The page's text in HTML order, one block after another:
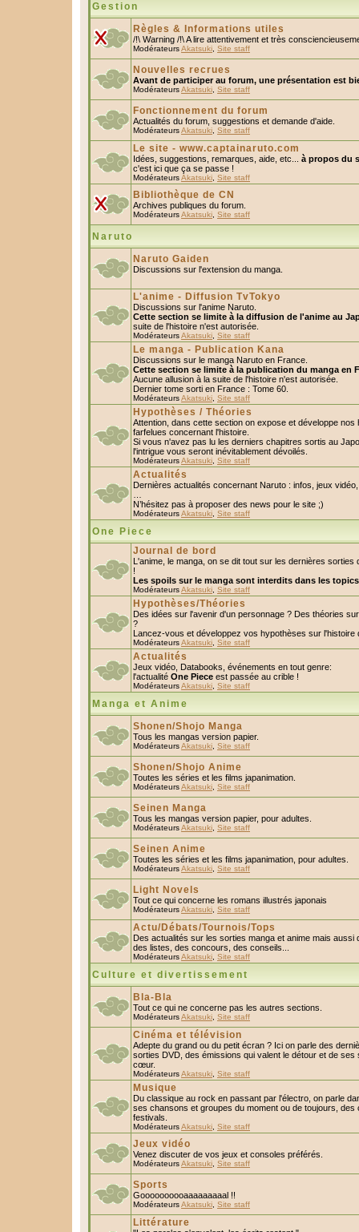
Gestion
Règles & Informations utiles
/!\ Warning /!\ A lire attentivement et très
ModérateursAkatsuki Site staff
Nouvelles recrues
Avant de participer au forum, une présentation est
ModérateursAkatsuki Site staff
Fonctionnement du forum
Actualités du forum, suggestions et demande d'aide.
ModérateursAkatsuki Site staff
Le site - www.captainaruto.com
Idées, suggestions, remarques, aide, etc... à propos du
c'est ici que ça se passe !
ModérateursAkatsuki Site staff
Bibliothèque de CN
Archives publiques du forum.
ModérateursAkatsuki Site staff
Naruto
Naruto Gaiden
Discussions sur l'extension du manga.
L'anime - Diffusion TvTokyo
Discussions sur l'anime Naruto.
Cette section se limite à la diffusion de l'anime au
suite de l'histoire n'est autorisée.
ModérateursAkatsuki Site staff
Le manga - Publication Kana
Discussions sur le manga Naruto en France.
Cette section se limite à la publication du manga en
Aucune allusion à la suite de l'histoire n'est autorisée.
Dernier tome sorti en France : Tome 60.
ModérateursAkatsuki Site staff
Hypothèses / Théories
Attention, dans cette section on expose et développe nos
farfelues concernant l'histoire.
Si vous n'avez pas lu les derniers chapitres sortis au
l'intrigue vous seront inévitablement dévoilés.
ModérateursAkatsuki Site staff
Actualités
Dernières actualités concernant Naruto : infos, jeux
N’hésitez pas à proposer des news pour le site ;)
ModérateursAkatsuki Site staff
One Piece
Journal de bord
L'anime, le manga, on se dit tout sur les dernières sorties
!
Les spoils sur le manga sont interdits dans les
ModérateursAkatsuki Site staff
Hypothèses/Théories
Des idées sur l'avenir d'un personnage ? Des théories
?
Lancez-vous et développez vos hypothèses sur l'histoire
ModérateursAkatsuki Site staff
Actualités
Jeux vidéo, Databooks, événements en tout genre:
l'actualité One Piece est passée au crible !
ModérateursAkatsuki Site staff
Manga et Anime
Shonen/Shojo Manga
Tous les mangas version papier.
ModérateursAkatsuki Site staff
Shonen/Shojo Anime
Toutes les séries et les films japanimation.
ModérateursAkatsuki Site staff
Seinen Manga
Tous les mangas version papier, pour adultes.
ModérateursAkatsuki Site staff
Seinen Anime
Toutes les séries et les films japanimation, pour adultes.
ModérateursAkatsuki Site staff
Light Novels
Tout ce qui concerne les romans illustrés japonais
ModérateursAkatsuki Site staff
Actu/Débats/Tournois/Tops
Des actualités sur les sorties manga et anime mais aussi
des listes, des concours, des conseils...
ModérateursAkatsuki Site staff
Culture et divertissement
Bla-Bla
Tout ce qui ne concerne pas les autres sections.
ModérateursAkatsuki Site staff
Cinéma et télévision
Adepte du grand ou du petit écran ? Ici on parle des
sorties DVD, des émissions qui valent le détour et de ses
cœur.
ModérateursAkatsuki Site staff
Musique
Du classique au rock en passant par l'électro, on parle
ses chansons et groupes du moment ou de toujours, des
festivals.
ModérateursAkatsuki Site staff
Jeux vidéo
Venez discuter de vos jeux et consoles préférés.
ModérateursAkatsuki Site staff
Sports
Goooooooooaaaaaaaaal !!
ModérateursAkatsuki Site staff
Littérature